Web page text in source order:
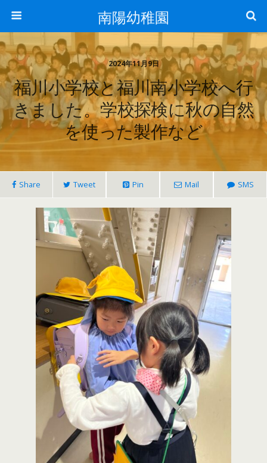
南陽幼稚園
2024年11月9日
福川小学校と福川南小学校へ行
きました。学校探検に秋の自然
を使った製作など
Share Tweet Pin Mail SMS